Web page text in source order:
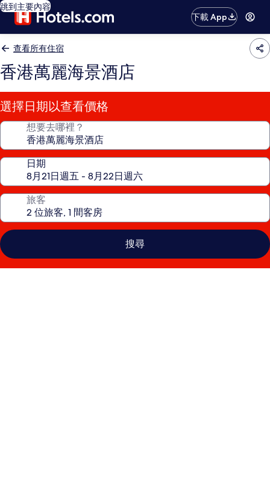
跳到主要內容
下載 App
查看所有住宿
香港萬麗海景酒店
選擇日期以查看價格
想要去哪裡？
日期
旅客
搜尋